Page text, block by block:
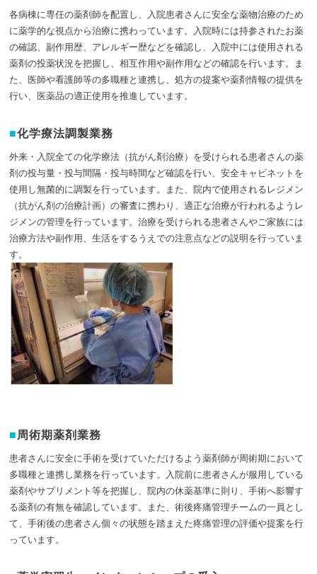
各病棟に専任の薬剤師を配置し、入院患者さんに安全な薬物治療のため
に薬学的な視点から治療に携わっています。入院時には持参されたお薬
の確認、副作用歴、アレルギー歴などを確認し、入院中には使用される
薬剤の投薬状況を把握し、相互作用や副作用などの確認を行います。ま
た、医師や看護師等の多職種と連携し、処方の提案や薬剤情報の提供を
行い、医薬品の適正使用を推進しています。
化学療法調製業務
外来・入院全ての化学療法（抗がん剤治療）を受けられる患者さんの薬
剤の投与量・投与間隔・投与時間など確認を行い、安全キャビネットを
使用し無菌的に調製を行っています。また、院内で使用されるレジメン
（抗がん剤の治療計画）の審査に携わり、適正な治療が行われるようレ
ジメンの管理を行っています。治療を受けられる患者さんやご家族には
治療方法や副作用、生活をするうえでの注意点などの説明を行っていま
す。
周術期薬剤業務
患者さんに安全に手術を受けていただけるよう薬剤師が周術期において
多職種と連携し業務を行っています。入院前に患者さんが服用している
薬剤やサプリメント等を把握し、院内の休薬基準に則り、手術へ影響す
る薬剤の有無を確認しています。また、術後疼痛管理チームの一員とし
て、手術後の患者さん個々の状態を踏まえた疼痛管理の評価や提案を行
っています。